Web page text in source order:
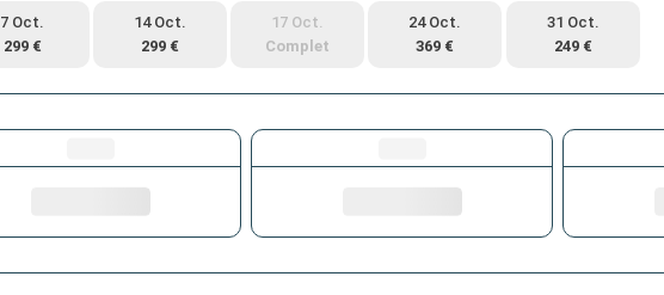
7 Oct.
299 €
14 Oct.
299 €
17 Oct.
Complet
24 Oct.
369 €
31 Oct.
249 €